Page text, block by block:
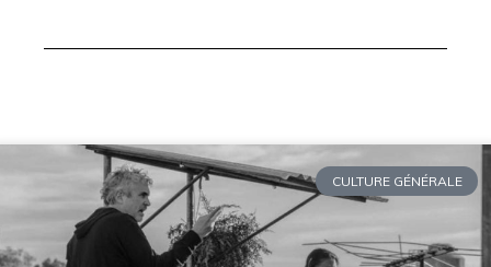
CULTURE GÉNÉRALE